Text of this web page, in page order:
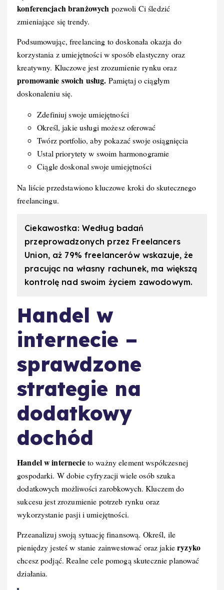
konferencjach branżowych pozwoli Ci śledzić
zmieniające się trendy.
Podsumowując, freelancing to doskonała okazja do
korzystania z umiejętności w sposób elastyczny oraz
kreatywny. Kluczowe jest zrozumienie rynku oraz
promowanie swoich usług. Pamiętaj o ciągłym
doskonaleniu się.
Zdefiniuj swoje umiejętności
Określ, jakie usługi możesz oferować
Twórz portfolio, aby pokazać swoje osiągnięcia
Ustal priorytety w swoim harmonogramie
Ciągle doskonal swoje umiejętności
Na liście przedstawiono kluczowe kroki do skutecznego
freelancingu.
Ciekawostka: Według badań
przeprowadzonych przez Freelancers
Union, aż 79% freelancerów wskazuje, że
pracując na własny rachunek, ma większą
kontrolę nad swoim życiem zawodowym.
Handel w
internecie –
sprawdzone
strategie na
dodatkowy
dochód
Handel w internecieto ważny element współczesnej
gospodarki. W dobie cyfryzacji wiele osób szuka
dodatkowych możliwości zarobkowych. Kluczem do
sukcesu jest zrozumienie potrzeb rynku oraz
wykorzystanie pasji i umiejętności.
Przeanalizuj swoją sytuację finansową. Określ, ile
pieniędzy jesteś w stanie zainwestować oraz jakieryzyko
chcesz podjąć. Realne cele pomogą skutecznie planować
działania.